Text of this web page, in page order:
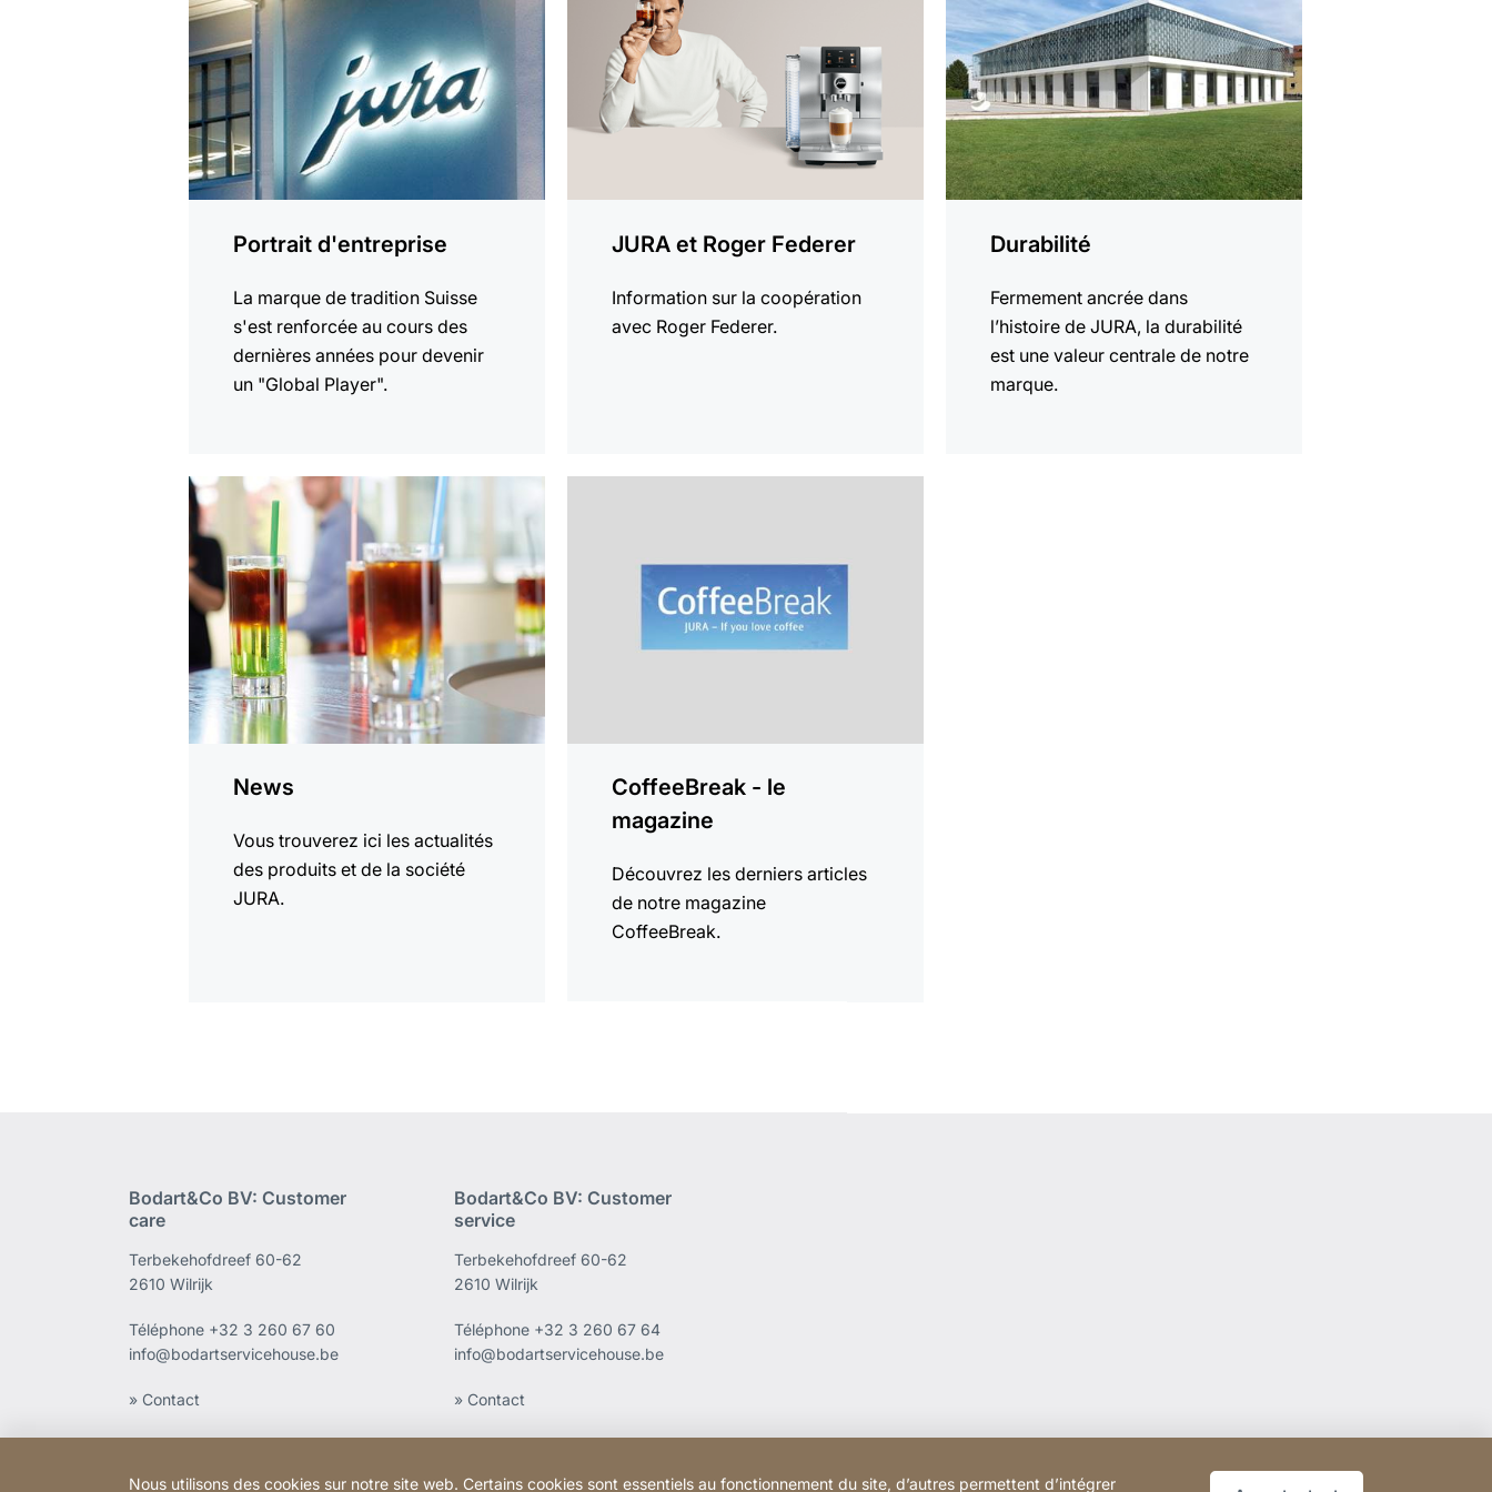
Portrait d'entreprise
La marque de tradition Suisse
s'est renforcée au cours des
dernières années pour devenir
un "Global Player".
JURA et Roger Federer
Information sur la coopération
avec Roger Federer.
Durabilité
Fermement ancrée dans
l’histoire de JURA, la durabilité
est une valeur centrale de notre
marque.
News
Vous trouverez ici les actualités
des produits et de la société
JURA.
En
savoir
plus
CoffeeBreak - le
magazine
Découvrez les derniers articles
de notre magazine
CoffeeBreak.
Bodart&Co BV: Customer
care
Terbekehofdreef 60-62
2610 Wilrijk
Téléphone +32 3 260 67 60
info@bodartservicehouse.be
» Contact
Bodart&Co BV: Customer
service
Terbekehofdreef 60-62
2610 Wilrijk
Téléphone +32 3 260 67 64
info@bodartservicehouse.be
» Contact
Nous utilisons des cookies sur notre site web. Certains cookies sont essentiels au fonctionnement du site, d’autres permettent d’intégrer